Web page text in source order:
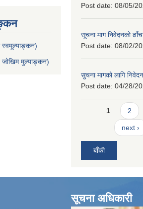
स्वमूल्याङ्कन)
जोखिम मुल्याङ्कन)
Post date: 08/05/
सूचना माग निवेदनको
Post date: 08/02/
सुचना मागको लागि
Post date: 04/28/
Pages
1 2
next ›
बाँकी
सूचना अधिकारी